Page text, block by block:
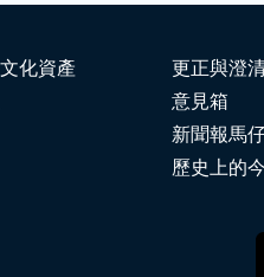
化資產
更正與澄
意見箱
新聞報馬
歷史上的